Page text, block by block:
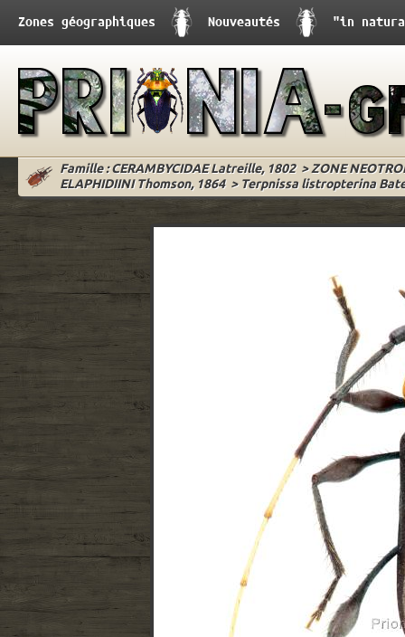
Zones géographiques Nouveautés "in
Famille : CERAMBYCIDAE Latreille, 1802>ZONE
ELAPHIDIINI Thomson, 1864>Terpnissa listropterina